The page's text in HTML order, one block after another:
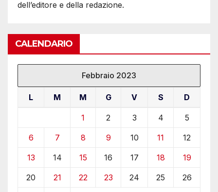
dell’editore e della redazione.
CALENDARIO
Febbraio 2023
L M M G V S D
1 2 3 4 5
6 7 8 9 10 11 12
13 14 15 16 17 18 19
20 21 22 23 24 25 26